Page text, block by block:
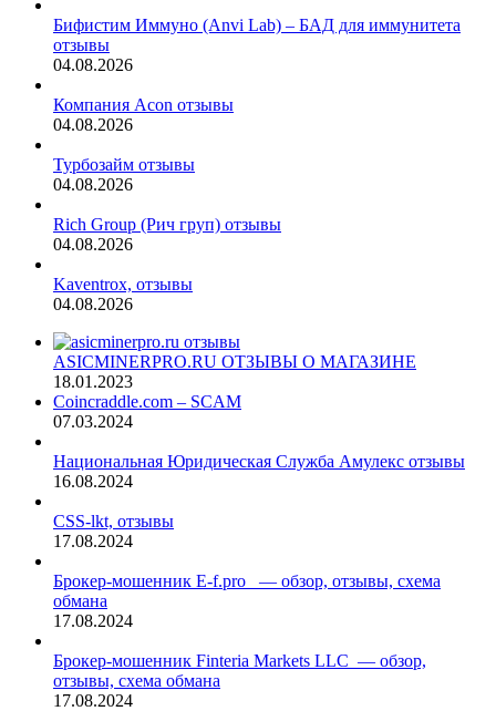
Бифистим Иммуно (Anvi Lab) – БАД для иммунитета
отзывы
04.08.2026
Компания Acon отзывы
04.08.2026
Турбозайм отзывы
04.08.2026
Rich Group (Рич груп) отзывы
04.08.2026
Kaventrox, отзывы
04.08.2026
ASICMINERPRO.RU ОТЗЫВЫ О МАГАЗИНЕ
18.01.2023
Coincraddle.com – SCAM
07.03.2024
Национальная Юридическая Служба Амулекс отзывы
16.08.2024
CSS-lkt, отзывы
17.08.2024
Брокер-мошенник E-f.pro — обзор, отзывы, схема
обмана
17.08.2024
Брокер-мошенник Finteria Markets LLC — обзор,
отзывы, схема обмана
17.08.2024